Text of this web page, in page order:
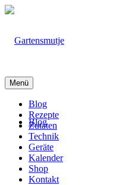
Blog
Menü
Blog
Rezepte
Zutaten
Technik
Geräte
Kalender
Shop
Kontakt